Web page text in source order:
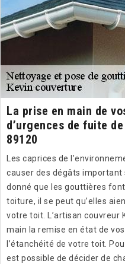
La prise en main de
d’urgences de fuite
89120
Les caprices de
causer des dégâts
donné que les gouttières
toiture, il se peut qu’elles
votre toit. L’artisan couvreur
main la remise en état de
l’étanchéité de votre toit.
est possible de décider de